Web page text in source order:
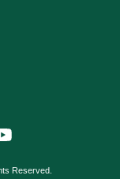
Reserved.